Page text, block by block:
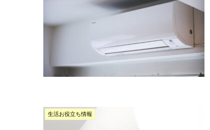
生活お役立ち情報